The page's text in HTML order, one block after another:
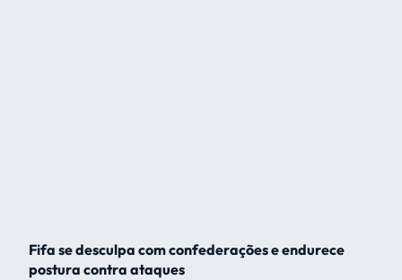
Fifa se desculpa com confederações e endurece
postura contra ataques